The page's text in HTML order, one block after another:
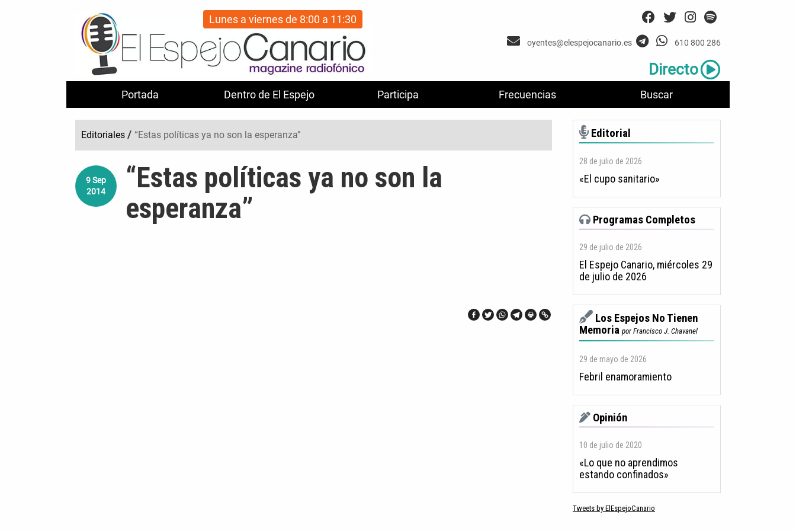
Portada Dentro de El Espejo Participa Frecuencias Buscar
Lunes a viernes de 8:00 a 11:30
oyentes@elespejocanario.es 610 800 286
Directo
Editoriales / “Estas políticas ya no son la esperanza”
9Sep
2014
“Estas políticas ya no son la
esperanza”
Editorial
28 de julio de 2026
«El cupo sanitario»
Programas Completos
29 de julio de 2026
El Espejo Canario, miércoles 29
de julio de 2026
Los Espejos No Tienen
Memoria por Francisco J. Chavanel
29 de mayo de 2026
Febril enamoramiento
Opinión
10 de julio de 2020
«Lo que no aprendimos
estando confinados»
Tweets by ElEspejoCanario